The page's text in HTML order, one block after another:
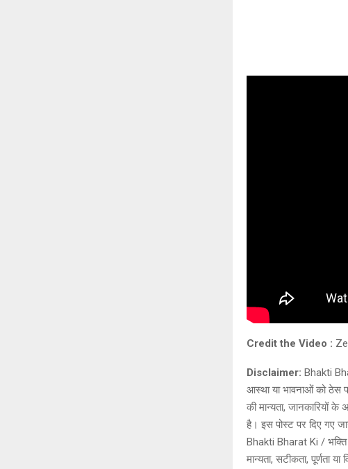
Credit the Video :
Disclaimer: Bhakti
आस्था या भावनाओं को ठेस
की मान्यता, जानकारियों
है। इस पोस्ट पर दिए गए
Bhakti Bharat Ki / भक्ति
मान्यता, सटीकता, पूर्णता